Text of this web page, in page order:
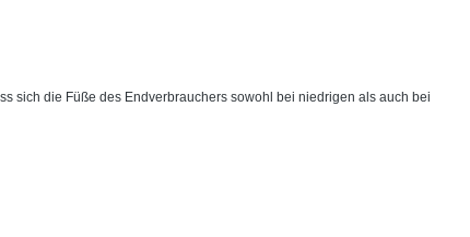
sich die Füße des Endverbrauchers sowohl bei niedrigen als auch bei